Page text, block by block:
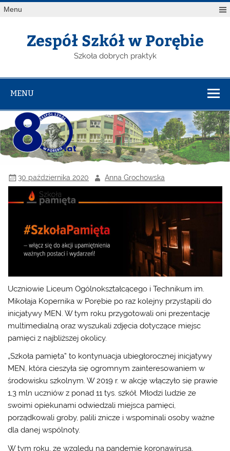
Menu
Zespół Szkół w Porębie
Szkoła dobrych praktyk
MENU
30 października 2020 Anna Grochowska
Uczniowie Liceum Ogólnokształcącego i Technikum im.
Mikołaja Kopernika w Porębie po raz kolejny przystąpili do
inicjatywy MEN. W tym roku przygotowali oni prezentację
multimedialną oraz wyszukali zdjęcia dotyczące miejsc
pamięci z najbliższej okolicy.
„Szkoła pamięta” to kontynuacja ubiegłorocznej inicjatywy
MEN, która cieszyła się ogromnym zainteresowaniem w
środowisku szkolnym. W 2019 r. w akcję włączyło się prawie
1,3 mln uczniów z ponad 11 tys. szkół. Młodzi ludzie ze
swoimi opiekunami odwiedzali miejsca pamięci,
porządkowali groby, palili znicze i wspominali osoby ważne
dla danej wspólnoty.
W tym roku, ze względu na pandemię koronawirusa,